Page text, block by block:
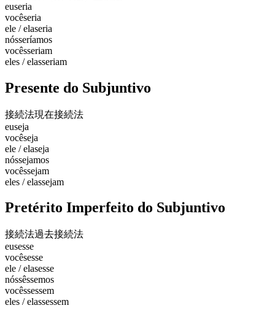
euseria
vocêseria
ele / elaseria
nósseríamos
vocêsseriam
eles / elasseriam
Presente do Subjuntivo
接続法現在接続法
euseja
vocêseja
ele / elaseja
nóssejamos
vocêssejam
eles / elassejam
Pretérito Imperfeito do Subjuntivo
接続法過去接続法
eusesse
vocêsesse
ele / elasesse
nóssêssemos
vocêssessem
eles / elassessem